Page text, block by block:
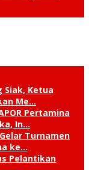
Siak, Ketua
Me…
Pertamina
In…
Turnamen
ke…
Pelantikan